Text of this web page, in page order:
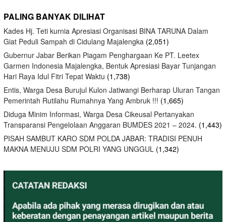
PALING BANYAK DILIHAT
Kades Hj. Teti kurnia Apresiasi Organisasi BINA TARUNA Dalam
Giat Peduli Sampah di Cidulang Majalengka (2,051)
Gubernur Jabar Berikan Piagam Penghargaan Ke PT. Leetex
Garmen Indonesia Majalengka, Bentuk Apresiasi Bayar Tunjangan
Hari Raya Idul Fitri Tepat Waktu (1,738)
Entis, Warga Desa Burujul Kulon Jatiwangi Berharap Uluran Tangan
Pemerintah Rutilahu Rumahnya Yang Ambruk !!! (1,665)
Diduga Minim Informasi, Warga Desa Cikeusal Pertanyakan
Transparansi Pengelolaan Anggaran BUMDES 2021 – 2024. (1,443)
PISAH SAMBUT KARO SDM POLDA JABAR: TRADISI PENUH
MAKNA MENUJU SDM POLRI YANG UNGGUL (1,342)